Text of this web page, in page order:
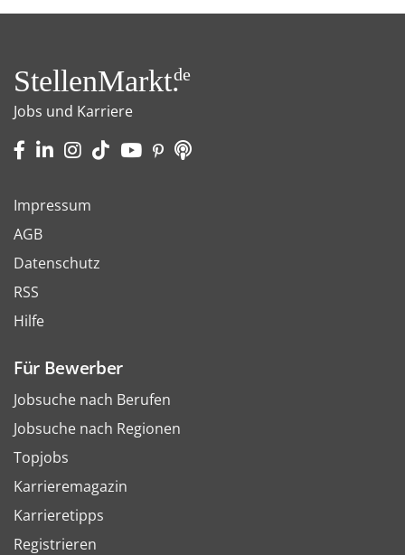
StellenMarkt.de
Jobs und Karriere
Impressum
AGB
Datenschutz
RSS
Hilfe
Für Bewerber
Jobsuche nach Berufen
Jobsuche nach Regionen
Topjobs
Karrieremagazin
Karrieretipps
Registrieren